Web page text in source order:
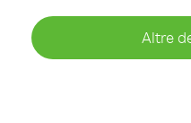
Altre